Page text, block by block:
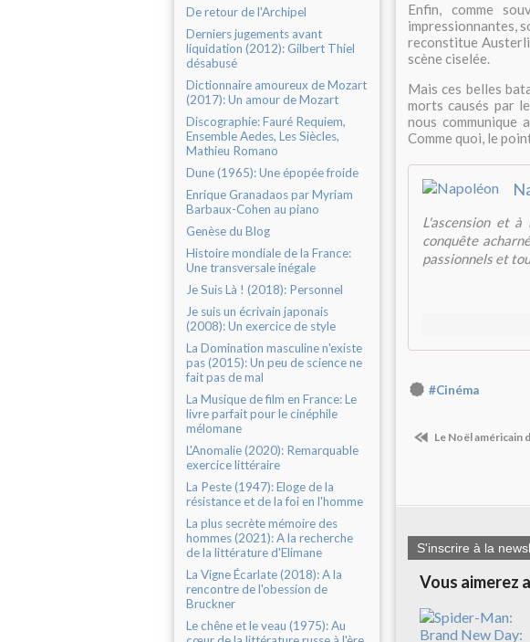
De retour de l'Archipel
Derniers jugements avant
liquidation (2012): Gilbert Thiel
désabusé
Dictionnaire amoureux de Mozart
(2017): Un amour de Mozart
Discographie: Fauré Requiem,
Ensemble Aedes, Les Siècles,
Mathieu Romano
Dune (1965): Une épopée froide
Enrique Granadaos par Myriam
Barbaux-Cohen au piano
Genèse du Blog
Histoire mondiale de la France:
Une transversale inégale
Je Suis Là ! (2018): Personnel
Je suis un écrivain japonais
(2008): Un exercice de style
La Domination masculine n'existe
pas (2015): Un peu de science ne
fait pas de mal
La Musique de film en France: Le
livre parfait pour le cinéphile
mélomane
L'Anomalie (2020): Remarquable
exercice littéraire
La Peste (1947): Eloge de la
résistance et de la foi en l'homme
La plus secrète mémoire des
hommes (2021): A la recherche
de la littérature d'Elimane
La Vigne Écarlate (2018): A la
rencontre de l'obession de
Bruckner
Le chêne et le veau (1975): Au
Enfin, comme
impressionnantes,
reconstitue
scène ciselée.
Mais ces belles
morts causés par
nous communique
Comme quoi, le
L'ascension et
conquête
passionnels et
#Cinéma
Le Noël américain
S'inscrire à la
Vous aimerez